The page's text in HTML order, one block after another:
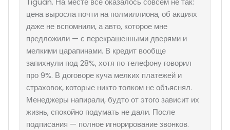
цена выросла почти на полмиллиона, об акциях
даже не вспомнили, а авто, которое мне
предложили — с перекрашенными дверями и
мелкими царапинами. В кредит вообще
запихнули под 28%, хотя по телефону говорил
про 9%. В договоре куча мелких платежей и
страховок, которые никто толком не объяснял.
Менеджеры напирали, будто от этого зависит их
жизнь, спокойно подумать не дали. После
подписания — полное игнорирование звонков.